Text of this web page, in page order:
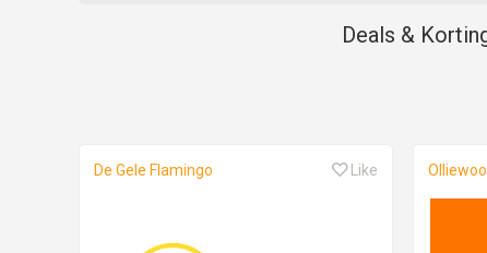
Deals &
De Gele Flamingo Like